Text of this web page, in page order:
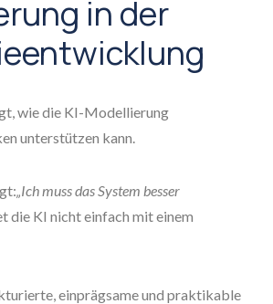
in der
wie die KI-Modellierung
unterstützen kann.
„Ich muss das System besser
die KI nicht einfach mit einem
einprägsame und praktikable